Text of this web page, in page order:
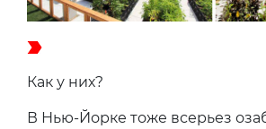
Как у них?
В Нью-Йорке тоже всерьез